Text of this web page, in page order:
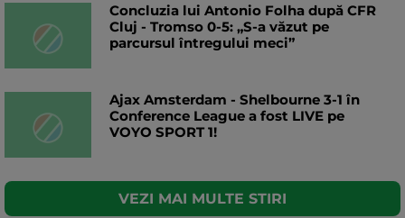
Concluzia lui Antonio Folha după CFR
Cluj - Tromso 0-5: „S-a văzut pe
parcursul întregului meci”
Ajax Amsterdam - Shelbourne 3-1 în
Conference League a fost LIVE pe
VOYO SPORT 1!
VEZI MAI MULTE STIRI